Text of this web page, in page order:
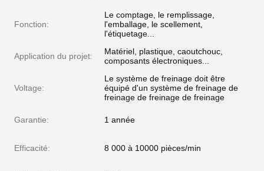
Fonction:
Le comptage, le remplissage,
l'emballage, le scellement,
l'étiquetage...
Application du projet:
Matériel, plastique, caoutchouc,
composants électroniques...
Voltage:
Le système de freinage doit être
équipé d'un système de freinage de
freinage de freinage de freinage
Garantie: 1 année
Efficacité: 8 000 à 10000 pièces/min